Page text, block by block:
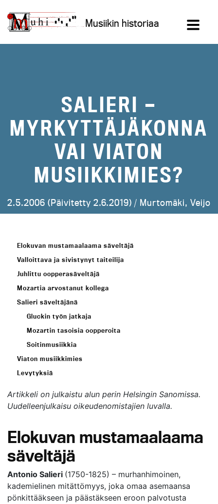
sisältöön
Musiikin historiaa
SALIERI —
MYRKYTTÄJÄKONNA
VAI VIATON
MUSIIKKIMIES?
2.5.2006 (Päivitetty 2.6.2019) / Murtomäki, Veijo
Elokuvan mustamaalaama säveltäjä
Valloittava ja sivistynyt taiteilija
Juhlittu oopperasäveltäjä
Mozartia arvostanut kollega
Salieri säveltäjänä
Gluckin työn jatkaja
Mozartin tasoisia oopperoita
Soitinmusiikkia
Viaton musiikkimies
Levytyksiä
Artikkeli on julkaistu alun perin Helsingin Sanomissa.
Uudelleenjulkaisu oikeudenomistajien luvalla.
Elokuvan mustamaalaama
säveltäjä
Antonio Salieri (1750-1825) – murhanhimoinen,
kademielinen mitättömyys, joka omaa asemaansa
pönkittääkseen ja päästäkseen eroon palvotusta